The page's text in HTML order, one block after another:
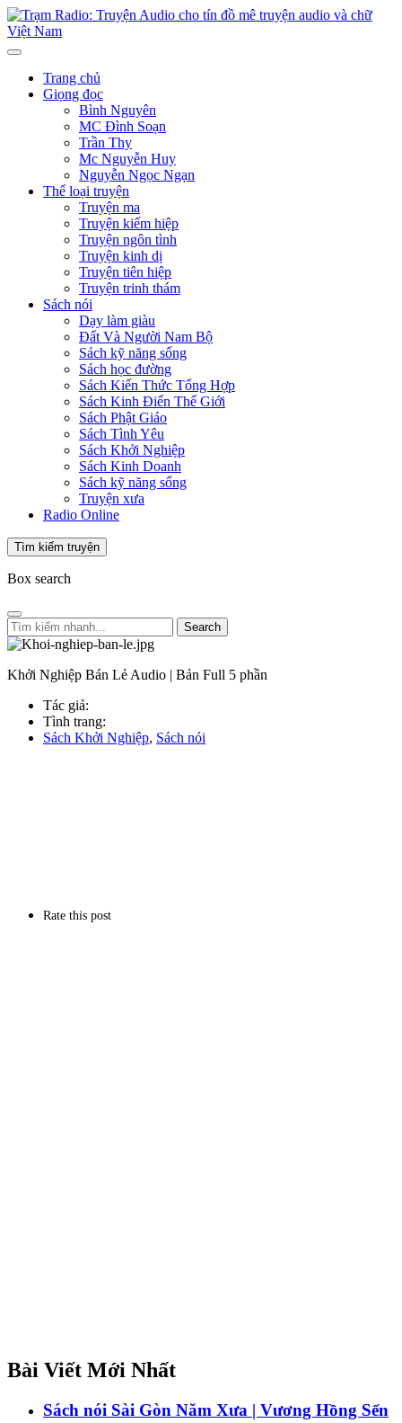
Trang chủ
Giọng đọc
Bình Nguyên
MC Đình Soạn
Trần Thy
Mc Nguyễn Huy
Nguyễn Ngọc Ngạn
Thể loại truyện
Truyện ma
Truyện kiếm hiệp
Truyện ngôn tình
Truyện kinh dị
Truyện tiên hiệp
Truyện trinh thám
Sách nói
Dạy làm giàu
Đất Và Người Nam Bộ
Sách kỹ năng sống
Sách học đường
Sách Kiến Thức Tổng Hợp
Sách Kinh Điển Thế Giới
Sách Phật Giáo
Sách Tình Yêu
Sách Khởi Nghiệp
Sách Kinh Doanh
Sách kỹ năng sống
Truyện xưa
Radio Online
Tìm kiếm truyện
Box search
Search
Khởi Nghiệp Bán Lẻ Audio | Bản Full 5 phần
Tác giả:
Tình trang:
Sách Khởi Nghiệp, Sách nói
Rate this post
Bài Viết Mới Nhất
Sách nói Sài Gòn Năm Xưa | Vương Hồng Sển